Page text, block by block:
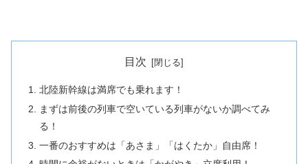
目次
北陸新幹線は満席でも乗れます！
まずは前後の列車で空いている列車がないか調べてみ
る！
一番のおすすめは「あさま」「はくたか」自由席！